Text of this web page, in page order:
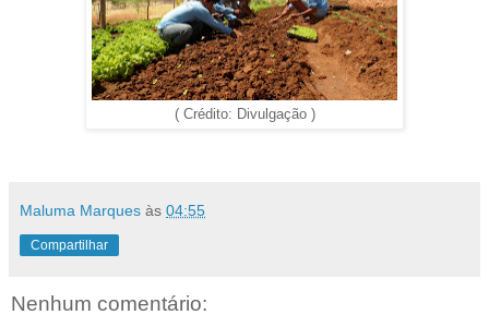
( Crédito: Divulgação )
Maluma Marques às 04:55
Compartilhar
Nenhum comentário: